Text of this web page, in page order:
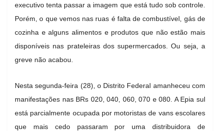
executivo tenta passar a imagem que está tudo sob controle.
Porém, o que vemos nas ruas é falta de combustível, gás de
cozinha e alguns alimentos e produtos que não estão mais
disponíveis nas prateleiras dos supermercados. Ou seja, a
greve não acabou.
Nesta segunda-feira (28), o Distrito Federal amanheceu com
manifestações nas BRs 020, 040, 060, 070 e 080. A Epia sul
está parcialmente ocupada por motoristas de vans escolares
que mais cedo passaram por uma distribuidora de